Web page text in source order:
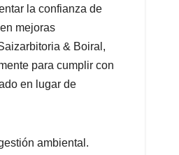
la confianza de
mejoras
& Boiral,
para cumplir con
en lugar de
ambiental.